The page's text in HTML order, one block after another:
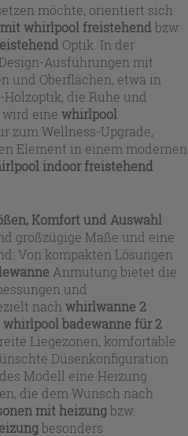
möchte, orientiert sich
whirlpool freistehend bzw.
Optik. In der
Ausführungen mit
und Oberflächen, etwa in
die Ruhe und
eine whirlpool
zum Wellness-Upgrade,
Element in einem modernen
indoor freistehend
Komfort und Auswahl
großzügige Maße und eine
Von kompakten Lösungen
Anmutung bietet die
und
nach whirlwanne 2
badewanne für 2
Liegezonen, komfortable
Düsenkonfiguration
Modell eine Heizung
die dem Wunsch nach
mit heizung bzw.
besonders